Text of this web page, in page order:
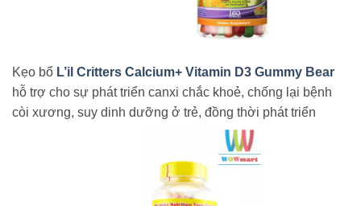
Kẹo bổ L’il Critters Calcium+ Vitamin D3 Gummy Bear
hỗ trợ cho sự phát triển canxi chắc khoẻ, chống lại bệnh
còi xương, suy dinh dưỡng ở trẻ, đồng thời phát triển